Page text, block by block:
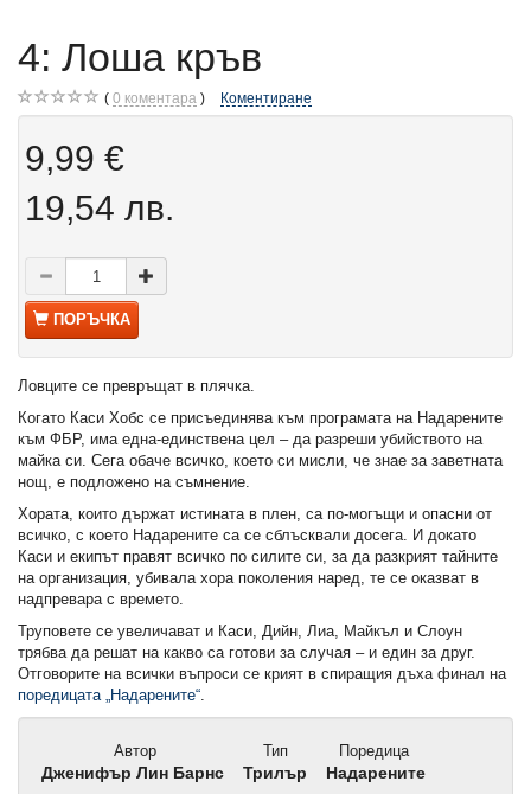
4: Лоша кръв
0 коментара Коментиране
9,99 €
19,54 лв.
ПОРЪЧКА
Ловците се превръщат в плячка.
Когато Каси Хобс се присъединява към програмата на Надарените
към ФБР, има една-единствена цел – да разреши убийството на
майка си. Сега обаче всичко, което си мисли, че знае за заветната
нощ, е подложено на съмнение.
Хората, които държат истината в плен, са по-могъщи и опасни от
всичко, с което Надарените са се сблъсквали досега. И докато
Каси и екипът правят всичко по силите си, за да разкрият тайните
на организация, убивала хора поколения наред, те се оказват в
надпревара с времето.
Труповете се увеличават и Каси, Дийн, Лиа, Майкъл и Слоун
трябва да решат на какво са готови за случая – и един за друг.
Отговорите на всички въпроси се крият в спиращия дъха финал на
поредицата „Надарените“.
Автор
Дженифър Лин Барнс
Тип
Трилър
Поредица
Надарените